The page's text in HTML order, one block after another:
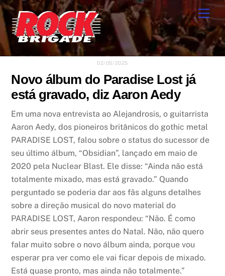
Skip
to
content
02/05/2025
Novo álbum do Paradise Lost já
está gravado, diz Aaron Aedy
Em uma nova entrevista ao Alejandrosis, o guitarrista
Aaron Aedy, dos pioneiros britânicos do gothic metal
PARADISE LOST, falou sobre o status do sucessor de
seu último álbum, “Obsidian”, lançado em maio de
2020 pela Nuclear Blast. Ele disse: “Ainda não está
totalmente mixado, mas está gravado.” Quando
perguntado se poderia dar aos fãs alguns detalhes
sobre a direção musical do novo material do
PARADISE LOST, Aaron respondeu: “Não. É como
abrir seus presentes antes do Natal. Não, não quero
falar muito sobre o novo álbum ainda, porque vou
esperar pra ver como ele vai ficar depois de mixado.
Está quase pronto, mas ainda não totalmente.”